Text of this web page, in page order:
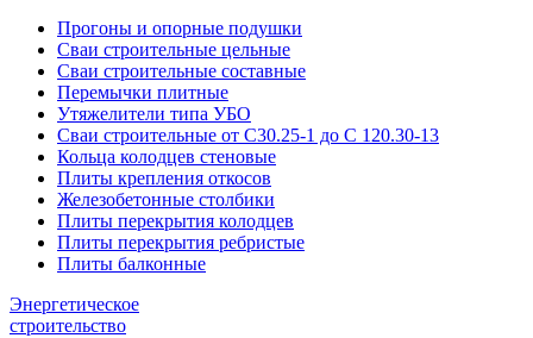
Прогоны и опорные подушки
Сваи строительные цельные
Сваи строительные составные
Перемычки плитные
Утяжелители типа УБО
Сваи строительные от С30.25-1 до С 120.30-13
Кольца колодцев стеновые
Плиты крепления откосов
Железобетонные столбики
Плиты перекрытия колодцев
Плиты перекрытия ребристые
Плиты балконные
Энергетическое
строительство